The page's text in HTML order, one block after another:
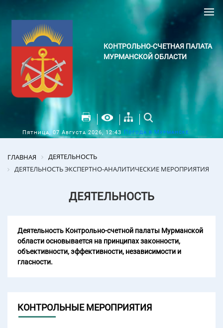
КОНТРОЛЬНО-СЧЕТНАЯ ПАЛАТА
МУРМАНСКОЙ ОБЛАСТИ
Пятница, 07 Августа 2026, 12:43 Погода в Мурманске
ГЛАВНАЯ
ДЕЯТЕЛЬНОСТЬ
ДЕЯТЕЛЬНОСТЬ ЭКСПЕРТНО-АНАЛИТИЧЕСКИЕ МЕРОПРИЯТИЯ
ДЕЯТЕЛЬНОСТЬ
Деятельность Контрольно-счетной палаты Мурманской
области основывается на принципах законности,
объективности, эффективности, независимости и
гласности.
КОНТРОЛЬНЫЕ МЕРОПРИЯТИЯ